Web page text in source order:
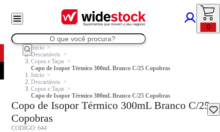
0
Início
Descartáveis
Copos e Taças
Copo de Isopor Térmico 300mL Branco C/25 Copobras
Início
Descartáveis
Copos e Taças
Copo de Isopor Térmico 300mL Branco C/25 Copobras
Copo de Isopor Térmico 300mL Branco C/25
Copobras
CODIGO: 644